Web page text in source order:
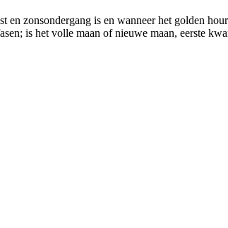
en zonsondergang is en wanneer het golden
is het volle maan of nieuwe maan, eerste